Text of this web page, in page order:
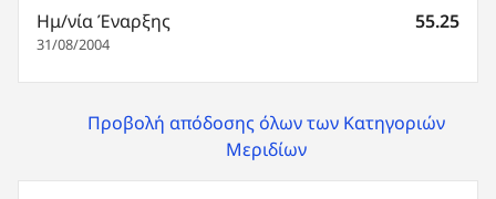
Ημ/νία Έναρξης
31/08/2004
55.25
Προβολή απόδοσης όλων των Κατηγοριών
Μεριδίων